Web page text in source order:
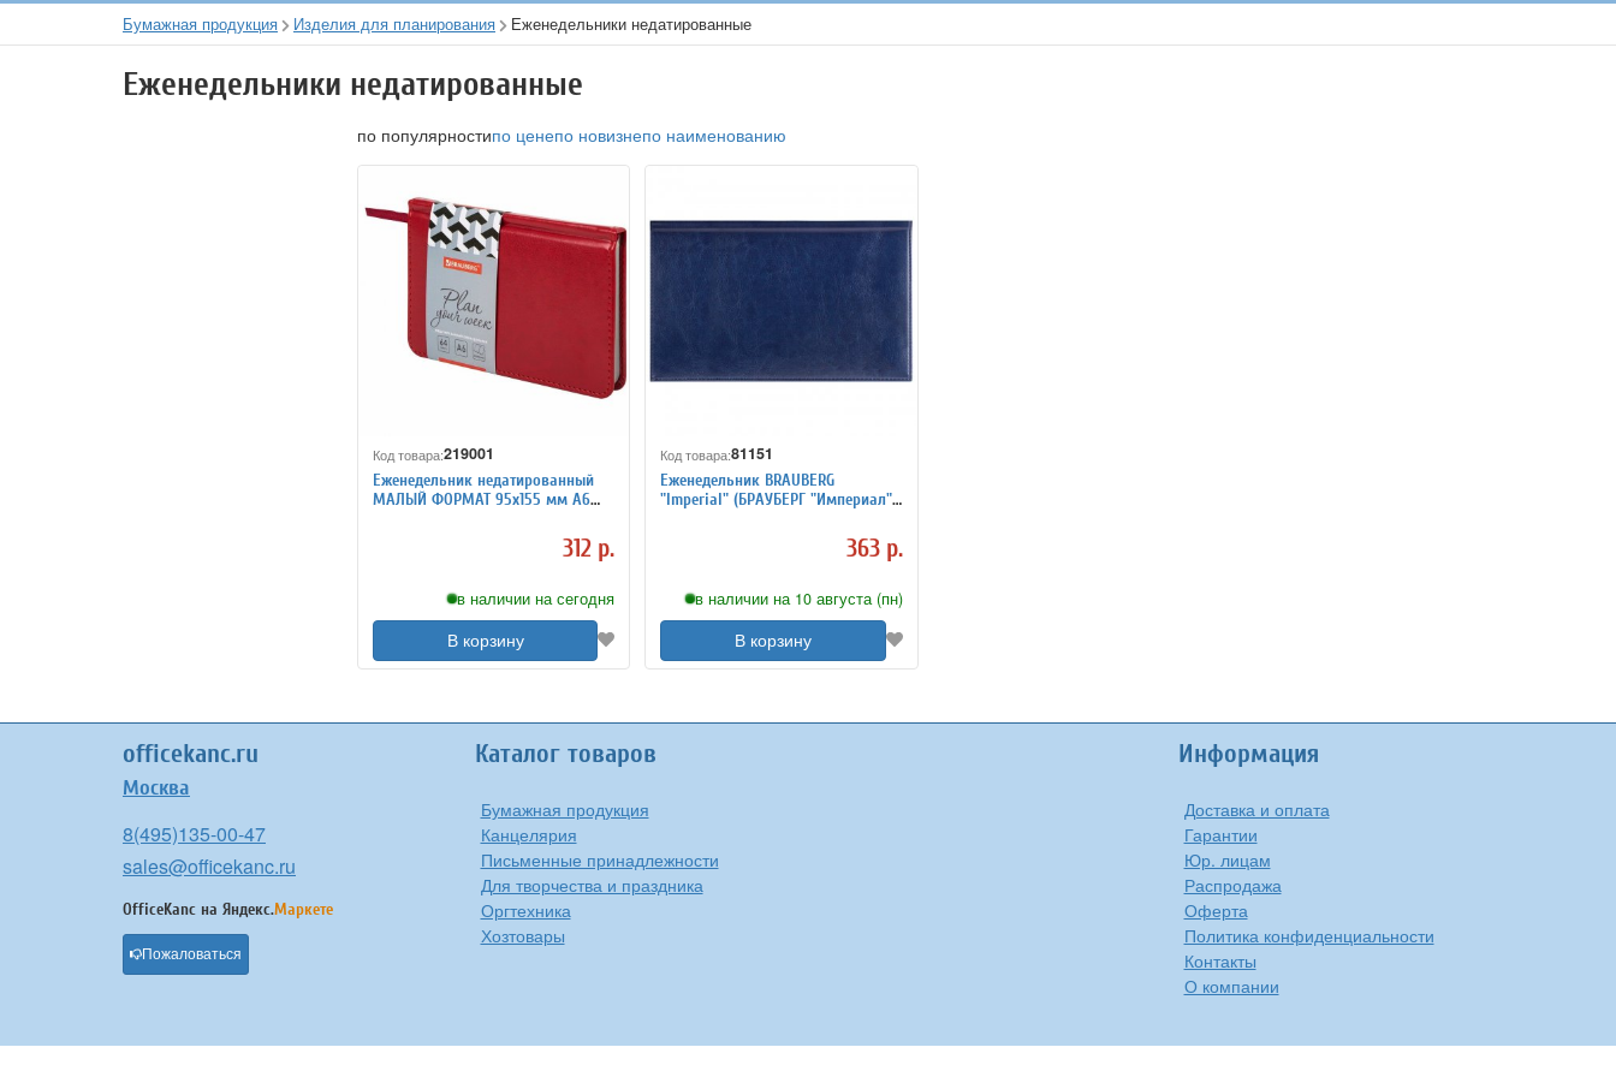
Бумажная продукция Изделия для планирования Еженедельники недатированные
Еженедельники недатированные
по популярностипо ценепо новизнепо наименованию
Код товара:219001
Еженедельник недатированный
МАЛЫЙ ФОРМАТ 95х155 мм А6
312 р.
в наличии на сегодня
В корзину
Код товара:81151
Еженедельник BRAUBERG
"Imperial" (БРАУБЕРГ "Империал"),
363 р.
в наличии на 10 августа (пн)
В корзину
officekanc.ru
Москва
8(495)135-00-47
sales@officekanc.ru
OfficeKanc на Яндекс.Маркете
Пожаловаться
Каталог товаров
Бумажная продукция
Канцелярия
Письменные принадлежности
Для творчества и праздника
Оргтехника
Хозтовары
Информация
Доставка и оплата
Гарантии
Юр. лицам
Распродажа
Оферта
Политика конфиденциальности
Контакты
О компании